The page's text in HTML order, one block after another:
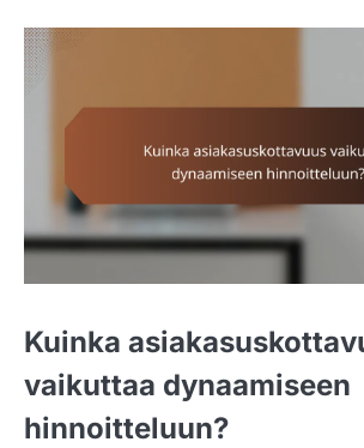
Kuinka
vaikuttaa dynaamiseen
hinnoitteluun?